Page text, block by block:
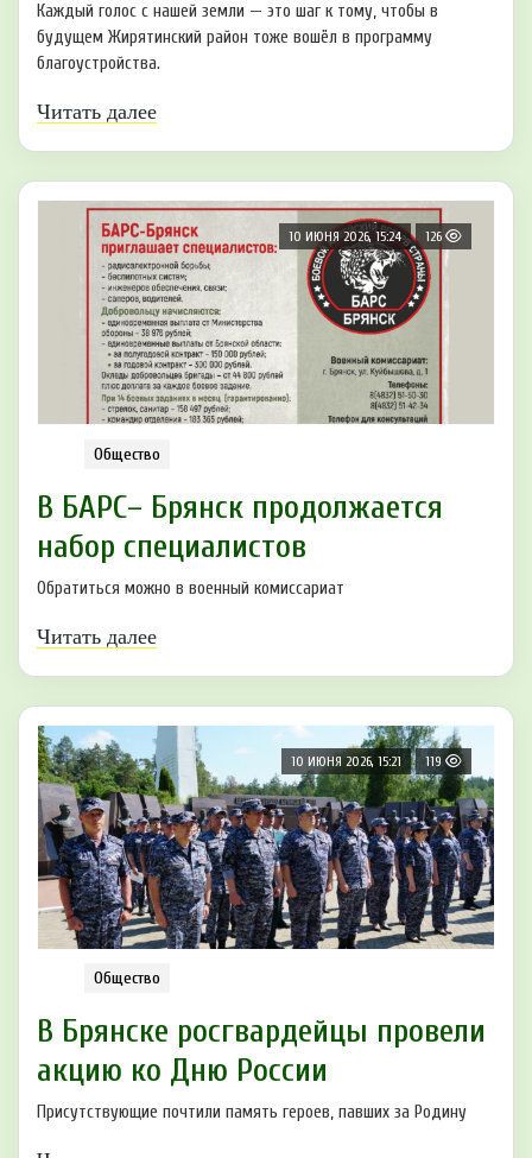
Каждый голос с нашей земли — это шаг к тому, чтобы в
будущем Жирятинский район тоже вошёл в программу
благоустройства.
Читать далее
10 ИЮНЯ 2026, 15:24 126
Общество
В БАРС– Брянcк продолжается
набор cпециaлистoв
Обратиться можно в военный комиссариат
Читать далее
10 ИЮНЯ 2026, 15:21 119
Общество
В Брянске рoсгвардейцы прoвели
акцию ко Дню России
Присутствующие почтили память героев, павших за Родину